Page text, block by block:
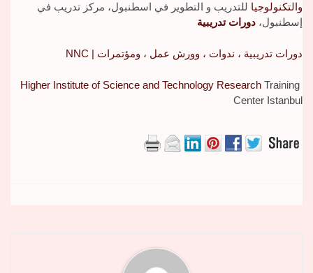
والتكنولوجيا للتدريب و التطوير في اسطنبول، مركز تدريب في
إسطنبول، دورات تدريبية
دورات تدريبية ، ندوات ، وورش عمل ، ومؤتمرات | NNC
Higher Institute of Science and Technology Research Training
Center Istanbul